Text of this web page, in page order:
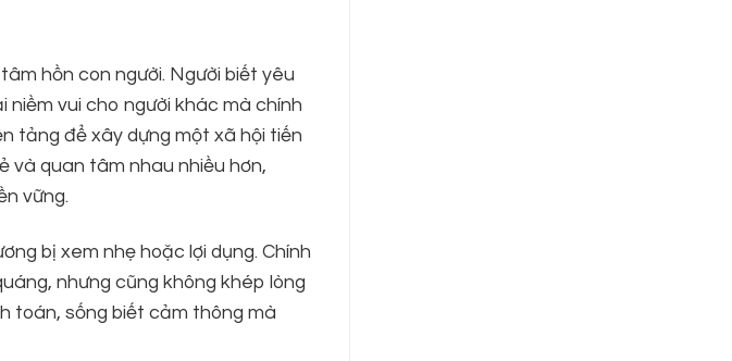
hồn con người. Người biết yêu
vui cho người khác mà chính
tảng để xây dựng một xã hội tiến
và quan tâm nhau nhiều hơn,
vững.
bị xem nhẹ hoặc lợi dụng. Chính
nhưng cũng không khép lòng
toán, sống biết cảm thông mà